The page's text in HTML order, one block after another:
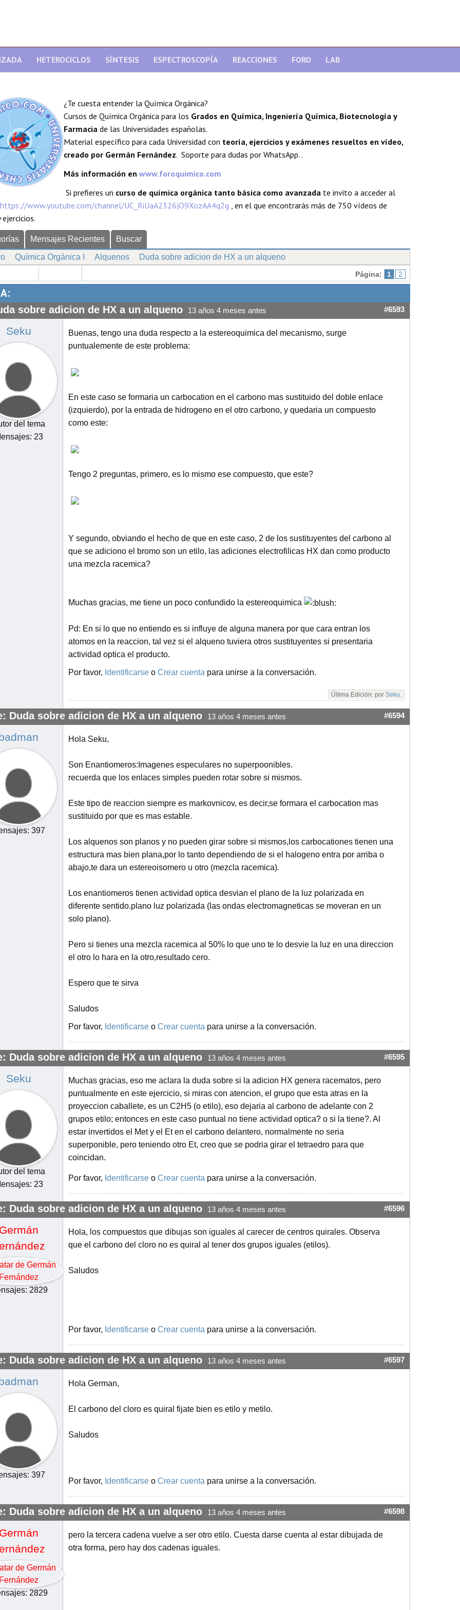
HETEROCICLOS SÍNTESIS ESPECTROSCOPÍA REACCIONES FORO LAB
¿Te cuesta entender la Química Orgánica?
Cursos de Química Orgánica para los Grados en Química, Ingeniería Química, Biotecnología y
Farmacia de las Universidades españolas.
Material específico para cada Universidad con teoría, ejercicios y exámenes resueltos en vídeo,
creado por Germán Fernández. Soporte para dudas por WhatsApp. .
Más información en www.foroquimico.com
Si prefieres un curso de química orgánica tanto básica como avanzada te invito a acceder al
https://www.youtube.com/channel/UC_RiUaA2326jO9XozAA4q2g , en el que encontrarás más de 750 vídeos de
Mensajes Recientes Buscar
Química Orgánica I Alquenos Duda sobre adicion de HX a un alqueno
Página: 1 2
sobre adicion de HX a un alqueno 13 años 4 meses antes #6593
Seku
del tema
23
Buenas, tengo una duda respecto a la estereoquimica del mecanismo, surge
puntualemente de este problema:
En este caso se formaria un carbocation en el carbono mas sustituido del doble enlace
(izquierdo), por la entrada de hidrogeno en el otro carbono, y quedaria un compuesto
como este:
Tengo 2 preguntas, primero, es lo mismo ese compuesto, que este?
Y segundo, obviando el hecho de que en este caso, 2 de los sustituyentes del carbono al
que se adiciono el bromo son un etilo, las adiciones electrofilicas HX dan como producto
una mezcla racemica?
Muchas gracias, me tiene un poco confundido la estereoquimica
Pd: En si lo que no entiendo es si influye de alguna manera por que cara entran los
atomos en la reaccion, tal vez si el alqueno tuviera otros sustituyentes si presentaria
actividad optica el producto.
Por favor, Identificarse o Crear cuenta para unirse a la conversación.
Última Edición: por Seku.
Duda sobre adicion de HX a un alqueno 13 años 4 meses antes #6594
397
Hola Seku,
Son Enantiomeros:Imagenes especulares no superpoonibles.
recuerda que los enlaces simples pueden rotar sobre si mismos.
Este tipo de reaccion siempre es markovnicov, es decir,se formara el carbocation mas
sustituido por que es mas estable.
Los alquenos son planos y no pueden girar sobre si mismos,los carbocationes tienen una
estructura mas bien plana,por lo tanto dependiendo de si el halogeno entra por arriba o
abajo,te dara un estereoisomero u otro (mezcla racemica).
Los enantiomeros tienen actividad optica desvian el plano de la luz polarizada en
diferente sentido.plano luz polarizada (las ondas electromagneticas se moveran en un
solo plano).
Pero si tienes una mezcla racemica al 50% lo que uno te lo desvie la luz en una direccion
el otro lo hara en la otro,resultado cero.
Espero que te sirva
Saludos
Por favor, Identificarse o Crear cuenta para unirse a la conversación.
Duda sobre adicion de HX a un alqueno 13 años 4 meses antes #6595
Seku
del tema
23
Muchas gracias, eso me aclara la duda sobre si la adicion HX genera racematos, pero
puntualmente en este ejercicio, si miras con atencion, el grupo que esta atras en la
proyeccion caballete, es un C2H5 (o etilo), eso dejaria al carbono de adelante con 2
grupos etilo; entonces en este caso puntual no tiene actividad optica? o si la tiene?. Al
estar invertidos el Met y el Et en el carbono delantero, normalmente no seria
superponible, pero teniendo otro Et, creo que se podria girar el tetraedro para que
coincidan.
Por favor, Identificarse o Crear cuenta para unirse a la conversación.
Duda sobre adicion de HX a un alqueno 13 años 4 meses antes #6596
2829
Hola, los compuestos que dibujas son iguales al carecer de centros quirales. Observa
que el carbono del cloro no es quiral al tener dos grupos iguales (etilos).
Saludos
Por favor, Identificarse o Crear cuenta para unirse a la conversación.
Duda sobre adicion de HX a un alqueno 13 años 4 meses antes #6597
397
Hola German,
El carbono del cloro es quiral fijate bien es etilo y metilo.
Saludos
Por favor, Identificarse o Crear cuenta para unirse a la conversación.
Duda sobre adicion de HX a un alqueno 13 años 4 meses antes #6598
2829
pero la tercera cadena vuelve a ser otro etilo. Cuesta darse cuenta al estar dibujada de
otra forma, pero hay dos cadenas iguales.